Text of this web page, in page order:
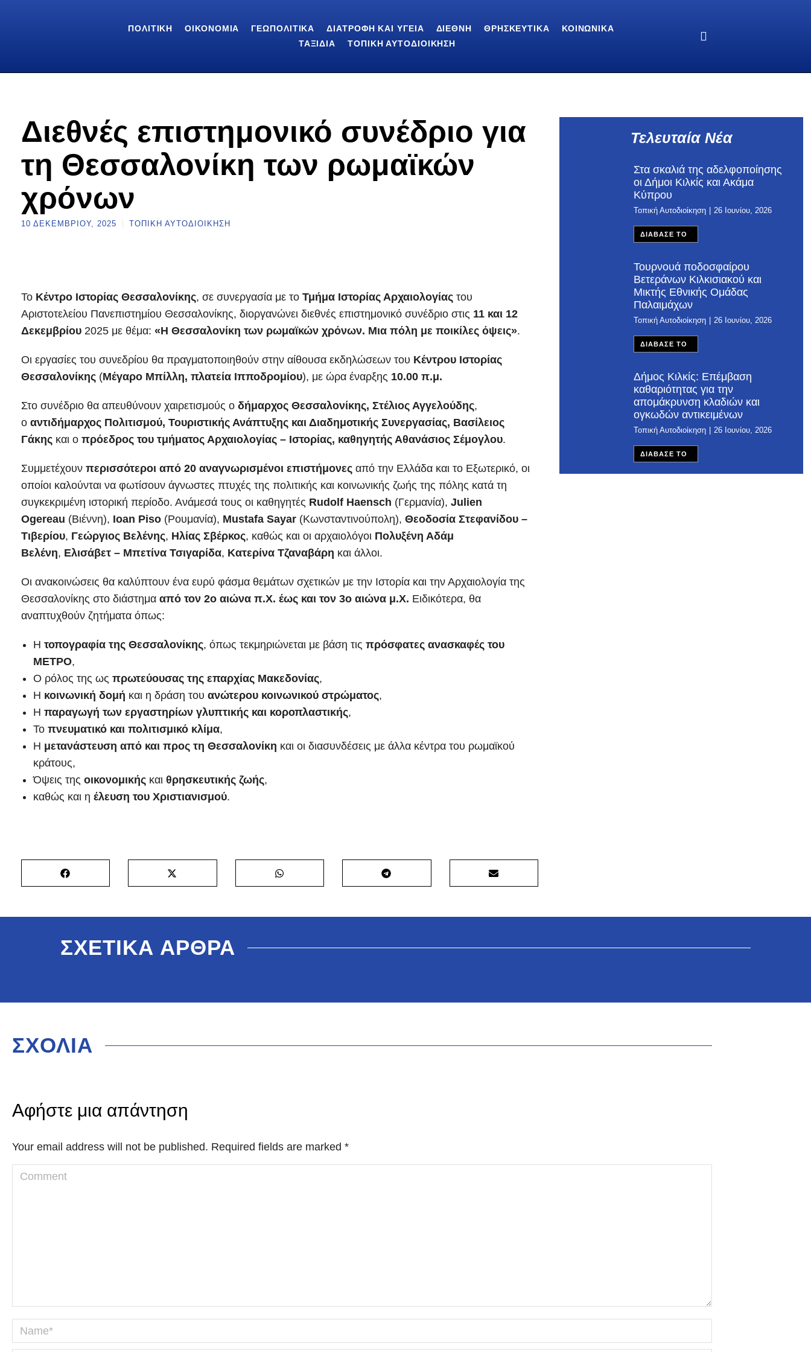
ΠΟΛΙΤΙΚΉ ΟΙΚΟΝΟΜΊΑ ΓΕΩΠΟΛΙΤΙΚΆ ΔΙΑΤΡΟΦΉ ΚΑΙ ΥΓΕΊΑ ΔΙΕΘΝΉ ΘΡΗΣΚΕΥΤΙΚΆ
ΚΟΙΝΩΝΙΚΆ
ΤΑΞΊΔΙΑ
ΤΟΠΙΚΉ ΑΥΤΟΔΙΟΊΚΗΣΗ
Διεθνές επιστημονικό συνέδριο για
τη Θεσσαλονίκη των ρωμαϊκών
χρόνων
10 ΔΕΚΕΜΒΡΊΟΥ, 2025 ΤΟΠΙΚΉ ΑΥΤΟΔΙΟΊΚΗΣΗ
Το Κέντρο Ιστορίας Θεσσαλονίκης, σε συνεργασία με το Τμήμα Ιστορίας Αρχαιολογίας του
Αριστοτελείου Πανεπιστημίου Θεσσαλονίκης, διοργανώνει διεθνές επιστημονικό συνέδριο στις 11 και 12
Δεκεμβρίου 2025 με θέμα: «Η Θεσσαλονίκη των ρωμαϊκών χρόνων. Μια πόλη με ποικίλες όψεις».
Οι εργασίες του συνεδρίου θα πραγματοποιηθούν στην αίθουσα εκδηλώσεων του Κέντρου Ιστορίας
Θεσσαλονίκης (Μέγαρο Μπίλλη, πλατεία Ιπποδρομίου), με ώρα έναρξης 10.00 π.μ.
Στο συνέδριο θα απευθύνουν χαιρετισμούς ο δήμαρχος Θεσσαλονίκης, Στέλιος Αγγελούδης,
ο αντιδήμαρχος Πολιτισμού, Τουριστικής Ανάπτυξης και Διαδημοτικής Συνεργασίας, Βασίλειος
Γάκης και ο πρόεδρος του τμήματος Αρχαιολογίας – Ιστορίας, καθηγητής Αθανάσιος Σέμογλου.
Συμμετέχουν περισσότεροι από 20 αναγνωρισμένοι επιστήμονες από την Ελλάδα και το Εξωτερικό, οι
οποίοι καλούνται να φωτίσουν άγνωστες πτυχές της πολιτικής και κοινωνικής ζωής της πόλης κατά τη
συγκεκριμένη ιστορική περίοδο. Ανάμεσά τους οι καθηγητές Rudolf Haensch (Γερμανία), Julien
Ogereau (Βιέννη), Ioan Piso (Ρουμανία), Mustafa Sayar (Κωνσταντινούπολη), Θεοδοσία Στεφανίδου –
Τιβερίου, Γεώργιος Βελένης, Ηλίας Σβέρκος, καθώς και οι αρχαιολόγοι Πολυξένη Αδάμ
Βελένη, Ελισάβετ – Μπετίνα Τσιγαρίδα, Κατερίνα Τζαναβάρη και άλλοι.
Οι ανακοινώσεις θα καλύπτουν ένα ευρύ φάσμα θεμάτων σχετικών με την Ιστορία και την Αρχαιολογία της
Θεσσαλονίκης στο διάστημα από τον 2ο αιώνα π.Χ. έως και τον 3ο αιώνα μ.Χ. Ειδικότερα, θα
αναπτυχθούν ζητήματα όπως:
Η τοπογραφία της Θεσσαλονίκης, όπως τεκμηριώνεται με βάση τις πρόσφατες ανασκαφές του
ΜΕΤΡΟ,
Ο ρόλος της ως πρωτεύουσας της επαρχίας Μακεδονίας,
Η κοινωνική δομή και η δράση του ανώτερου κοινωνικού στρώματος,
Η παραγωγή των εργαστηρίων γλυπτικής και κοροπλαστικής,
Το πνευματικό και πολιτισμικό κλίμα,
Η μετανάστευση από και προς τη Θεσσαλονίκη και οι διασυνδέσεις με άλλα κέντρα του ρωμαϊκού
κράτους,
Όψεις της οικονομικής και θρησκευτικής ζωής,
καθώς και η έλευση του Χριστιανισμού.
Τελευταία Νέα
Στα σκαλιά της αδελφοποίησης
οι Δήμοι Κιλκίς και Ακάμα
Κύπρου
Τοπική Αυτοδιοίκηση 26 Ιουνίου, 2026
ΔΙΑΒΑΣΕ ΤΟ
Τουρνουά ποδοσφαίρου
Βετεράνων Κιλκισιακού και
Μικτής Εθνικής Ομάδας
Παλαιμάχων
Τοπική Αυτοδιοίκηση 26 Ιουνίου, 2026
ΔΙΑΒΑΣΕ ΤΟ
Δήμος Κιλκίς: Επέμβαση
καθαριότητας για την
απομάκρυνση κλαδιών και
ογκωδών αντικειμένων
Τοπική Αυτοδιοίκηση 26 Ιουνίου, 2026
ΔΙΑΒΑΣΕ ΤΟ
ΣΧΕΤΙΚΑ ΑΡΘΡΑ
ΣΧΟΛΙΑ
Αφήστε μια απάντηση
Your email address will not be published. Required fields are marked *
Comment
Name *